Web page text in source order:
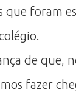
que foram
de que,
fazer